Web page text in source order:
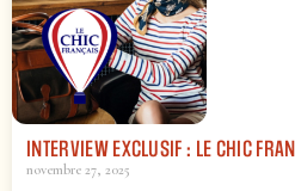
INTERVIEW EXCLUSIF : LE CHIC
novembre 27, 2025